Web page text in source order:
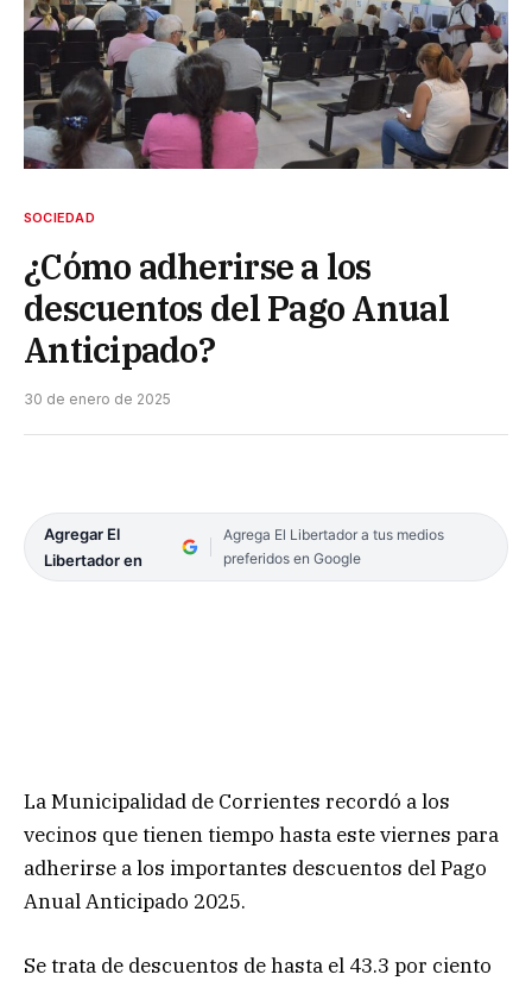
SOCIEDAD
¿Cómo adherirse a los
descuentos del Pago Anual
Anticipado?
30 de enero de 2025
Agregar El
Libertador en
Agrega El Libertador a tus medios
preferidos en Google
La Municipalidad de Corrientes recordó a los
vecinos que tienen tiempo hasta este viernes para
adherirse a los importantes descuentos del Pago
Anual Anticipado 2025.
Se trata de descuentos de hasta el 43.3 por ciento